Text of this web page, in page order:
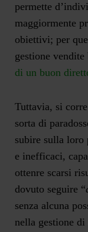
permette
maggiormente
obiettivi; per
gestione
di un buon
Tuttavia, si
sorta di
subire sulla
e inefficaci,
ottenre scarsi
dovuto seguire “
senza alcuna
nella gestione